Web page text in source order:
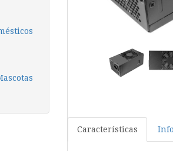
Características